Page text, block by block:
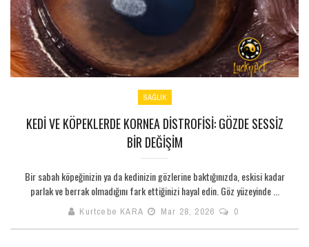
SAĞLIK
KEDI VE KÖPEKLERDE KORNEA DISTROFISI: GÖZDE SESSIZ
BIR DEĞIŞIM
Bir sabah köpeğinizin ya da kedinizin gözlerine baktığınızda, eskisi kadar
parlak ve berrak olmadığını fark ettiğinizi hayal edin. Göz yüzeyinde ...
Kurtcebe KARA Mar 28, 2026 0